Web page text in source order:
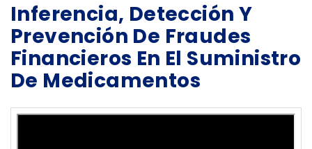
Inferencia, Detección Y
Prevención De Fraudes
Financieros En El Suministro
De Medicamentos